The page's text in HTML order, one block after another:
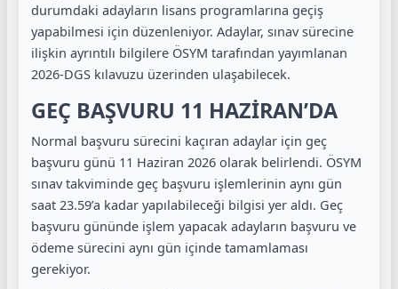
durumdaki adayların lisans programlarına geçiş
yapabilmesi için düzenleniyor. Adaylar, sınav sürecine
ilişkin ayrıntılı bilgilere ÖSYM tarafından yayımlanan
2026-DGS kılavuzu üzerinden ulaşabilecek.
GEÇ BAŞVURU 11 HAZİRAN’DA
Normal başvuru sürecini kaçıran adaylar için geç
başvuru günü 11 Haziran 2026 olarak belirlendi. ÖSYM
sınav takviminde geç başvuru işlemlerinin aynı gün
saat 23.59’a kadar yapılabileceği bilgisi yer aldı. Geç
başvuru gününde işlem yapacak adayların başvuru ve
ödeme sürecini aynı gün içinde tamamlaması
gerekiyor.